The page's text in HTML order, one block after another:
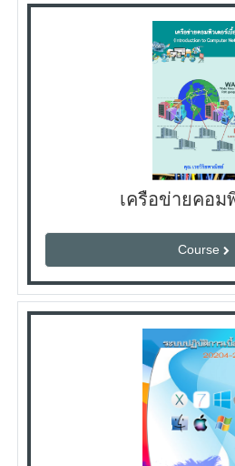
เครือข่ายคอม
Course